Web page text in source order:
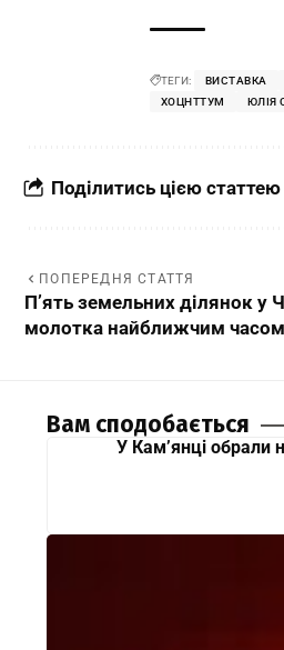
ТЕГИ: ВИСТАВКА
ХОЦНТТУМ
ЮЛІЯ
Поділитись цією статтею
ПОПЕРЕДНЯ СТАТТЯ
П’ять земельних ділянок у
молотка найближчим часом
Вам сподобається
У Кам’янці обрали